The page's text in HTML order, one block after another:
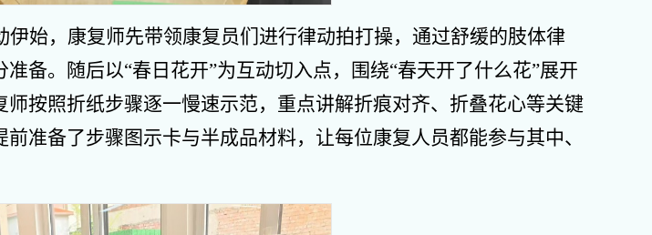
始，康复师先带领康复员们进行律动拍打操，通过舒缓的肢体律
备。随后以“春日花开”为互动切入点，围绕“春天开了什么花”展开
按照折纸步骤逐一慢速示范，重点讲解折痕对齐、折叠花心等关键
准备了步骤图示卡与半成品材料，让每位康复人员都能参与其中、